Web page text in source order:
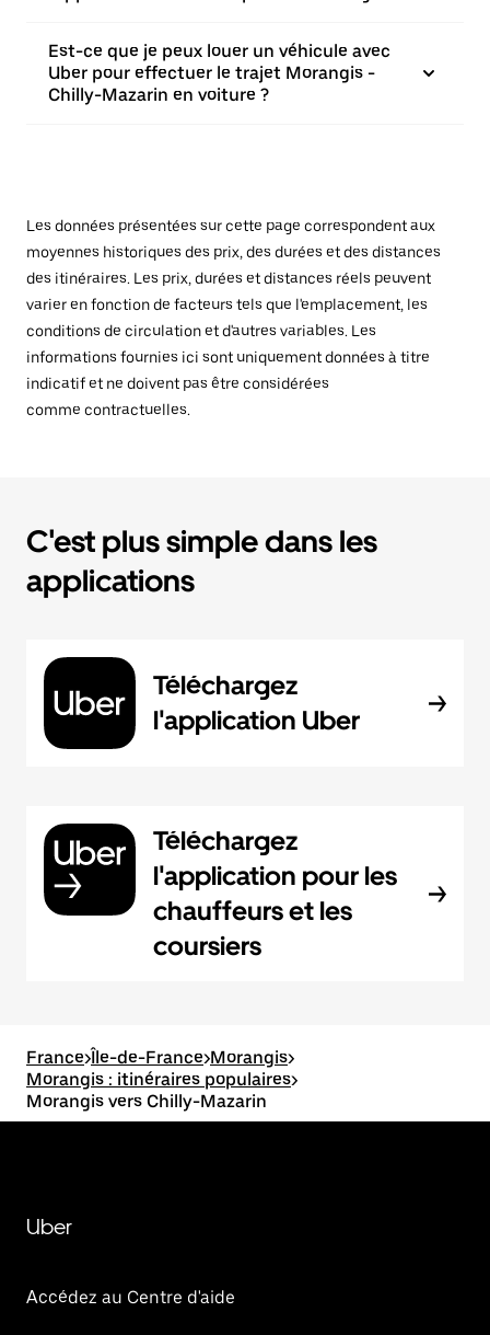
Est-ce que je peux louer un véhicule avec
Uber pour effectuer le trajet Morangis -
Chilly-Mazarin en voiture ?
Les données présentées sur cette page correspondent aux
moyennes historiques des prix, des durées et des distances
des itinéraires. Les prix, durées et distances réels peuvent
varier en fonction de facteurs tels que l'emplacement, les
conditions de circulation et d'autres variables. Les
informations fournies ici sont uniquement données à titre
indicatif et ne doivent pas être considérées
comme contractuelles.
C'est plus simple dans les
applications
Téléchargez
l'application Uber
Téléchargez
l'application pour les
chauffeurs et les
coursiers
France>Île-de-France>Morangis>
Morangis : itinéraires populaires>
Morangis vers Chilly-Mazarin
Uber
Accédez au Centre d'aide